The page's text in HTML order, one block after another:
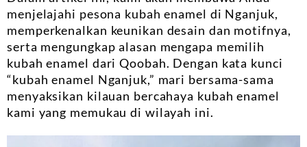
menjelajahi pesona kubah enamel di Nganjuk,
memperkenalkan keunikan desain dan motifnya,
serta mengungkap alasan mengapa memilih
kubah enamel dari Qoobah. Dengan kata kunci
“kubah enamel Nganjuk,” mari bersama-sama
menyaksikan kilauan bercahaya kubah enamel
kami yang memukau di wilayah ini.